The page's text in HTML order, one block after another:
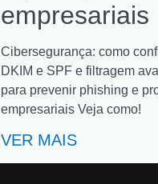
empresariais
Cibersegurança: como
DKIM e SPF e filtragem
para prevenir phishing e
empresariais Veja como!
VER MAIS